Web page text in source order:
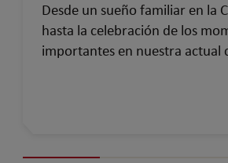
Desde un sueño familiar en la
hasta la celebración de los
importantes en nuestra actual